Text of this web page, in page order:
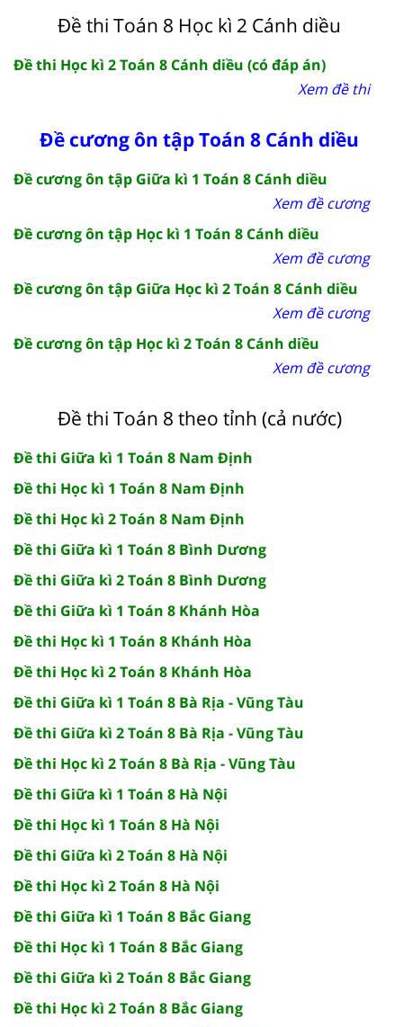
Đề thi Toán 8 Học kì 2 Cánh diều
Đề thi Học kì 2 Toán 8 Cánh diều (có đáp án)
Xem đề thi
Đề cương ôn tập Toán 8 Cánh diều
Đề cương ôn tập Giữa kì 1 Toán 8 Cánh diều
Xem đề cương
Đề cương ôn tập Học kì 1 Toán 8 Cánh diều
Xem đề cương
Đề cương ôn tập Giữa Học kì 2 Toán 8 Cánh diều
Xem đề cương
Đề cương ôn tập Học kì 2 Toán 8 Cánh diều
Xem đề cương
Đề thi Toán 8 theo tỉnh (cả nước)
Đề thi Giữa kì 1 Toán 8 Nam Định
Đề thi Học kì 1 Toán 8 Nam Định
Đề thi Học kì 2 Toán 8 Nam Định
Đề thi Giữa kì 1 Toán 8 Bình Dương
Đề thi Giữa kì 2 Toán 8 Bình Dương
Đề thi Giữa kì 1 Toán 8 Khánh Hòa
Đề thi Học kì 1 Toán 8 Khánh Hòa
Đề thi Học kì 2 Toán 8 Khánh Hòa
Đề thi Giữa kì 1 Toán 8 Bà Rịa - Vũng Tàu
Đề thi Giữa kì 2 Toán 8 Bà Rịa - Vũng Tàu
Đề thi Học kì 2 Toán 8 Bà Rịa - Vũng Tàu
Đề thi Giữa kì 1 Toán 8 Hà Nội
Đề thi Học kì 1 Toán 8 Hà Nội
Đề thi Giữa kì 2 Toán 8 Hà Nội
Đề thi Học kì 2 Toán 8 Hà Nội
Đề thi Giữa kì 1 Toán 8 Bắc Giang
Đề thi Học kì 1 Toán 8 Bắc Giang
Đề thi Giữa kì 2 Toán 8 Bắc Giang
Đề thi Học kì 2 Toán 8 Bắc Giang